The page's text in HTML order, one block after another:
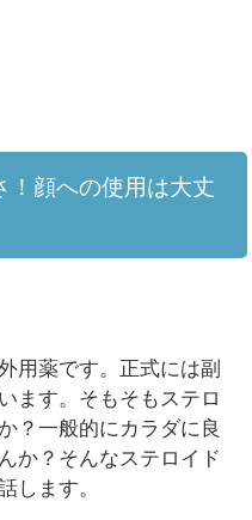
！顔への使用は大丈
用薬です。正式には副
ます。そもそもステロ
？一般的にカラダに良
か？そんなステロイド
します。